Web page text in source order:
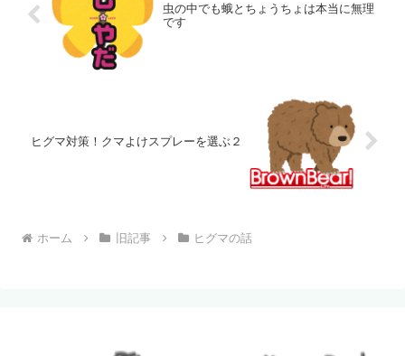
虫の中でも蛾とちょうちょは本当に無理
です
ヒグマ対策！クマよけスプレーを選ぶ２
ホーム 旧記事 ヒグマの話